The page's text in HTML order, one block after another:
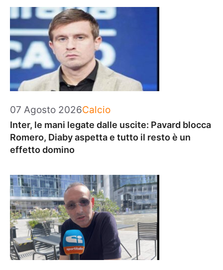
07 Agosto 2026Categorie
Calcio
Inter, le mani legate dalle uscite: Pavard blocca
Romero, Diaby aspetta e tutto il resto è un
effetto domino